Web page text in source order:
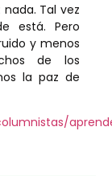
Tal vez
está. Pero
y menos
de los
la paz de